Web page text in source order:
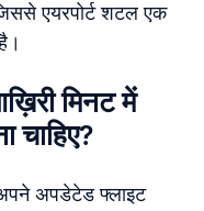
एयरपोर्ट शटल एक
मिनट में
चाहिए?
अपडेटेड फ्लाइट